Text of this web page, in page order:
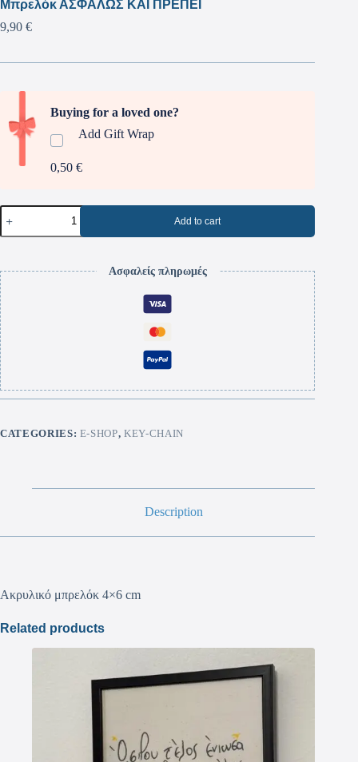
Μπρελόκ ΑΣΦΑΛΩΣ ΚΑΙ ΠΡΕΠΕΙ
9,90 €
Buying for a loved one?
Add Gift Wrap
0,50 €
Add to cart
Ασφαλείς πληρωμές
CATEGORIES: E-SHOP,KEY-CHAIN
Description
Ακρυλικό μπρελόκ 4×6 cm
Related products